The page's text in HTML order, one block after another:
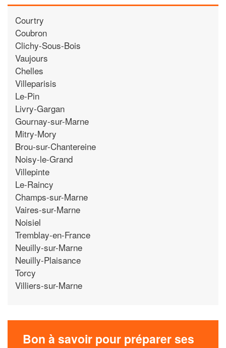
Courtry
Coubron
Clichy-Sous-Bois
Vaujours
Chelles
Villeparisis
Le-Pin
Livry-Gargan
Gournay-sur-Marne
Mitry-Mory
Brou-sur-Chantereine
Noisy-le-Grand
Villepinte
Le-Raincy
Champs-sur-Marne
Vaires-sur-Marne
Noisiel
Tremblay-en-France
Neuilly-sur-Marne
Neuilly-Plaisance
Torcy
Villiers-sur-Marne
Bon à savoir pour préparer ses